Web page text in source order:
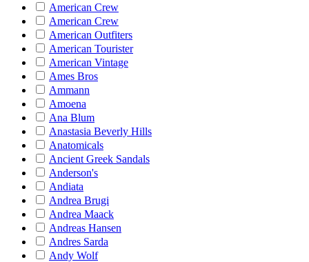
American Crew
American Crew
American Outfiters
American Tourister
American Vintage
Ames Bros
Ammann
Amoena
Ana Blum
Anastasia Beverly Hills
Anatomicals
Ancient Greek Sandals
Anderson's
Andiata
Andrea Brugi
Andrea Maack
Andreas Hansen
Andres Sarda
Andy Wolf